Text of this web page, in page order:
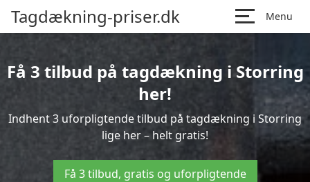
Tagdækning-priser.dk Menu
Få 3 tilbud på tagdækning i Storring
her!
Indhent 3 uforpligtende tilbud på tagdækning i Storring
lige her – helt gratis!
Få 3 tilbud, gratis og uforpligtende